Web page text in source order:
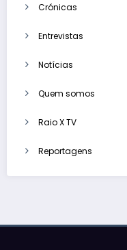
Crónicas
Entrevistas
Notícias
Quem somos
Raio X TV
Reportagens